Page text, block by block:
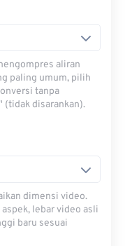
aliran
paling umum, pilih
tanpa
(tidak disarankan).
dimensi video.
lebar video asli
baru sesuai